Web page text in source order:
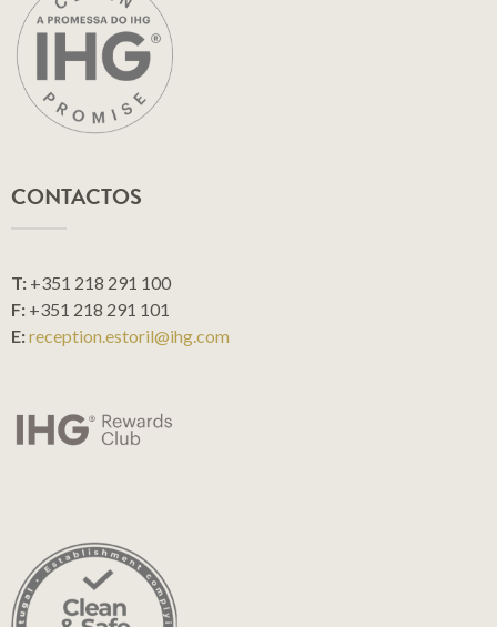
CONTACTOS
T: +351 218 291 100
F: +351 218 291 101
E:reception.estoril@ihg.com